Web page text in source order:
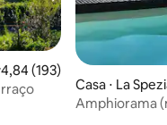
de uma avaliação
4,84 (193)
Casa ⋅ La
Amphiorama